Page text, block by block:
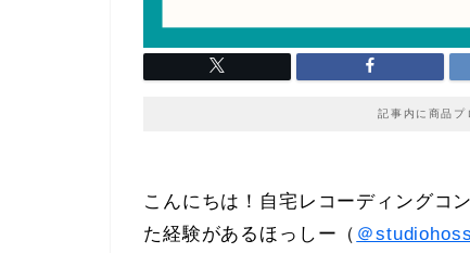
記事内に商品プ
こんにちは！自宅レコーディングコ
た経験があるほっしー（ ＠